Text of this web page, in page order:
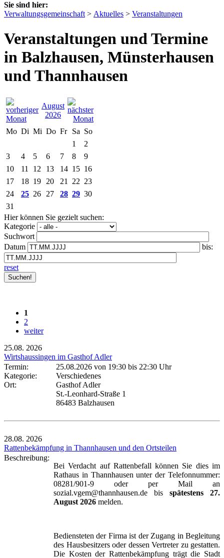
Sie sind hier:
Verwaltungsgemeinschaft > Aktuelles > Veranstaltungen
Veranstaltungen und Termine
in Balzhausen, Münsterhausen
und Thannhausen
August
2026
Mo Di Mi Do Fr Sa So
1
2
3
4 5 6 7 8
9
10
11 12 13 14 15 16
17
18 19 20 21 22 23
24
25 26 27 28 29 30
31
Hier können Sie gezielt suchen:
Kategorie
Suchwort
Datum
bis:
reset
1
2
weiter
25.08. 2026
Wirtshaussingen im Gasthof Adler
Termin:
25.08.2026 von 19:30 bis 22:30 Uhr
Kategorie:
Verschiedenes
Ort:
Gasthof Adler
St.-Leonhard-Straße 1
86483 Balzhausen
28.08. 2026
Rattenbekämpfung in Thannhausen und den Ortsteilen
Beschreibung:
Bei Verdacht auf Rattenbefall können Sie dies im
Rathaus in Thannhausen unter der Telefonnummer:
08281/901-9 oder per Mail an
sozial.vgem@thannhausen.de bis spätestens 27.
August 2026 melden.
Bediensteten der Firma ist der Zugang in Begleitung
des Hausbesitzers oder dessen Vertreter zu gestatten.
Die Kosten der Rattenbekämpfung trägt die Stadt